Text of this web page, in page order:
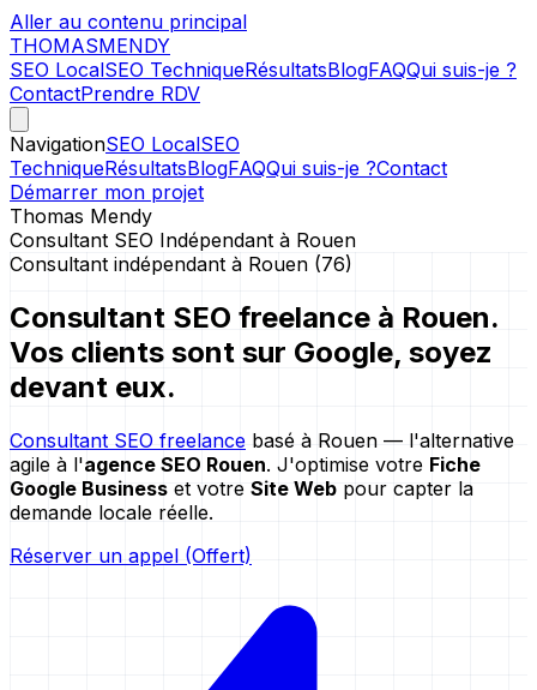
Aller au contenu principal
THOMASMENDY
SEO LocalSEO TechniqueRésultatsBlogFAQQui suis-je ?
ContactPrendre RDV
NavigationSEO LocalSEO
TechniqueRésultatsBlogFAQQui suis-je ?Contact
Démarrer mon projet
Thomas Mendy
Consultant SEO Indépendant à Rouen
Consultant indépendant à Rouen (76)
Consultant SEO freelance à Rouen.
Vos clients sont sur Google, soyez
devant eux.
Consultant SEO freelance basé à Rouen — l'alternative
agile à l'agence SEO Rouen. J'optimise votre Fiche
Google Business et votre Site Web pour capter la
demande locale réelle.
Réserver un appel (Offert)